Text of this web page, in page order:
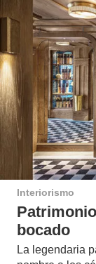
Interiorismo
bocado
La legendaria